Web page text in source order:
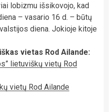
lobizmu išsikovojo, kad
– vasario 16 d. – būtų
diena. Jokioje kitoje
vietas Rod Ailande:
lietuviškų vietų Rod
vietų Rod Ailande